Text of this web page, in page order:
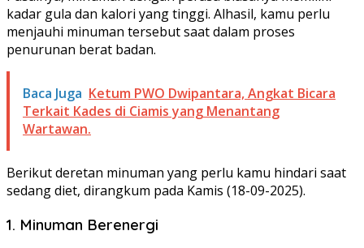
kadar gula dan kalori yang tinggi. Alhasil, kamu perlu
menjauhi minuman tersebut saat dalam proses
penurunan berat badan.
Baca Juga Ketum PWO Dwipantara, Angkat Bicara
Terkait Kades di Ciamis yang Menantang
Wartawan.
Berikut deretan minuman yang perlu kamu hindari saat
sedang diet, dirangkum pada Kamis (18-09-2025).
1. Minuman Berenergi